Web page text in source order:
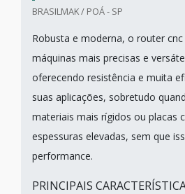
BRASILMAK / POÁ - SP
Robusta e moderna, o router
máquinas mais precisas e
oferecendo resistência e muita
suas aplicações, sobretudo
materiais mais rígidos ou placas
espessuras elevadas, sem que
performance.
PRINCIPAIS